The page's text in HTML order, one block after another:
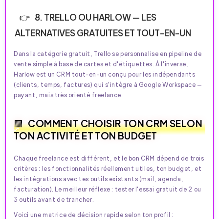
8. TRELLO OU HARLOW — LES
ALTERNATIVES GRATUITES ET TOUT-EN-UN
Dans la catégorie gratuit, Trello se personnalise en pipeline de
vente simple à base de cartes et d'étiquettes. À l'inverse,
Harlow est un CRM tout-en-un conçu pour les indépendants
(clients, temps, factures) qui s'intègre à Google Workspace —
payant, mais très orienté freelance.
COMMENT CHOISIR TON CRM SELON
TON ACTIVITÉ ET TON BUDGET
Chaque freelance est différent, et le bon CRM dépend de trois
critères : les fonctionnalités réellement utiles, ton budget, et
les intégrations avec tes outils existants (mail, agenda,
facturation). Le meilleur réflexe : tester l'essai gratuit de 2 ou
3 outils avant de trancher.
Voici une matrice de décision rapide selon ton profil :